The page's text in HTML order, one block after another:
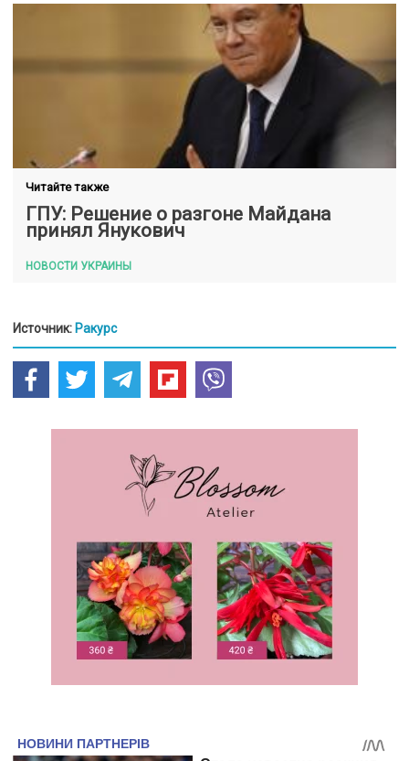
Читайте также
ГПУ: Решение о разгоне Майдана
принял Янукович
НОВОСТИ УКРАИНЫ
Источник: Ракурс